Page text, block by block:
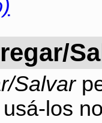
Salvar
los